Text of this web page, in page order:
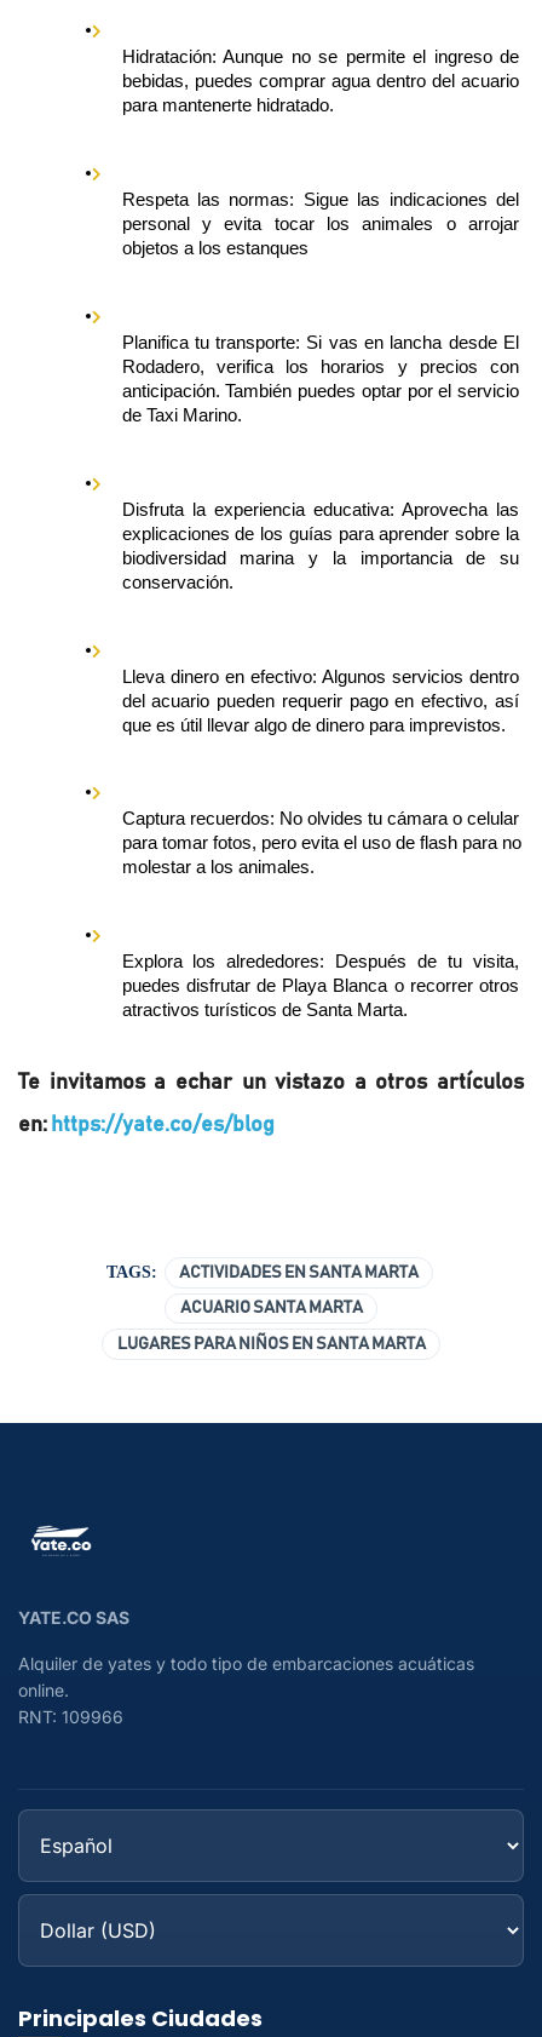
Hidratación: Aunque no se permite el ingreso de
bebidas, puedes comprar agua dentro del acuario
para mantenerte hidratado.
Respeta las normas: Sigue las indicaciones del
personal y evita tocar los animales o arrojar
objetos a los estanques
Planifica tu transporte: Si vas en lancha desde El
Rodadero, verifica los horarios y precios con
anticipación. También puedes optar por el servicio
de Taxi Marino.
Disfruta la experiencia educativa: Aprovecha las
explicaciones de los guías para aprender sobre la
biodiversidad marina y la importancia de su
conservación.
Lleva dinero en efectivo: Algunos servicios dentro
del acuario pueden requerir pago en efectivo, así
que es útil llevar algo de dinero para imprevistos.
Captura recuerdos: No olvides tu cámara o celular
para tomar fotos, pero evita el uso de flash para no
molestar a los animales.
Explora los alrededores: Después de tu visita,
puedes disfrutar de Playa Blanca o recorrer otros
atractivos turísticos de Santa Marta.
Te invitamos a echar un vistazo a otros artículos
en: https://yate.co/es/blog
TAGS: ACTIVIDADES EN SANTA MARTA
ACUARIO SANTA MARTA
LUGARES PARA NIÑOS EN SANTA MARTA
YATE.CO SAS
Alquiler de yates y todo tipo de embarcaciones acuáticas
online.
RNT: 109966
Principales Ciudades